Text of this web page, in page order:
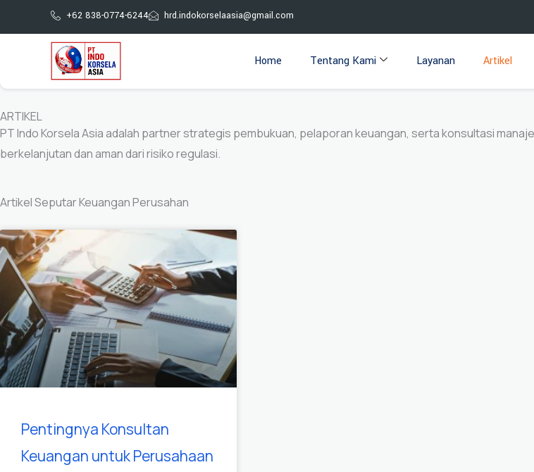
+62 838-0774-6244 hrd.indokorselaasia@gmail.com
Home Tentang Kami Layanan Artikel
ARTIKEL
PT Indo Korsela Asia adalah partner strategis pembukuan, pelaporan keuangan, serta konsultasi
berkelanjutan dan aman dari risiko regulasi.
Artikel Seputar Keuangan Perusahan
Pentingnya Konsultan
Keuangan untuk Perusahaan